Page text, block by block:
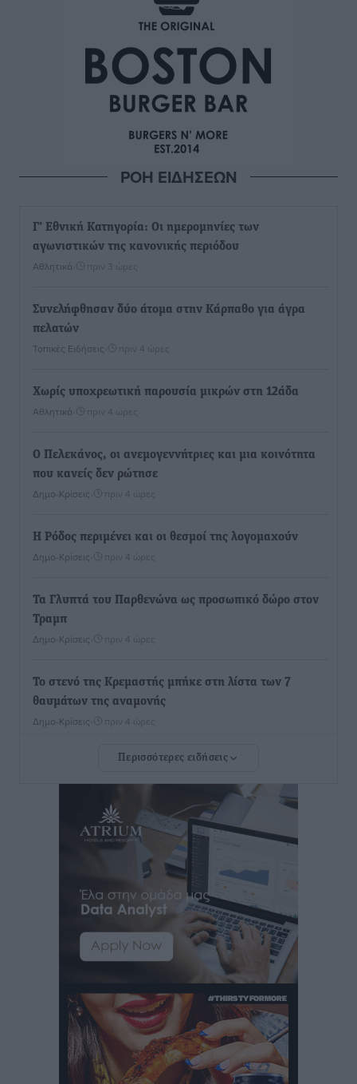
ΡΟΗ ΕΙΔΗΣΕΩΝ
Γ’ Εθνική Κατηγορία: Οι ημερομηνίες των
αγωνιστικών της κανονικής περιόδου
Αθλητικά πριν 3 ώρες
Συνελήφθησαν δύο άτομα στην Κάρπαθο για άγρα
πελατών
Τοπικές Ειδήσεις πριν 4 ώρες
Χωρίς υποχρεωτική παρουσία μικρών στη 12άδα
Αθλητικά πριν 4 ώρες
Ο Πελεκάνος, οι ανεμογεννήτριες και μια κοινότητα
που κανείς δεν ρώτησε
Δημο-Κρίσεις πριν 4 ώρες
Η Ρόδος περιμένει και οι θεσμοί της λογομαχούν
Δημο-Κρίσεις πριν 4 ώρες
Τα Γλυπτά του Παρθενώνα ως προσωπικό δώρο στον
Τραμπ
Δημο-Κρίσεις πριν 4 ώρες
Το στενό της Κρεμαστής μπήκε στη λίστα των 7
θαυμάτων της αναμονής
Δημο-Κρίσεις πριν 4 ώρες
ΣΕΤΕ: Σημαντική θεσμική εξέλιξη η ΚΥΑ για το ΕΧΠ
για τον τουρισμό
πριν 4 ώρες
Γ. Χατζημάρκος: “Δύο μεγάλες δεσμεύσεις
Γεωργιάδη” – Κίνητρα για τους γιατρούς των νησιών
και συνεργασία Ρόδου με το Αττικόν για το
Ακτινοθεραπευτικό
Σούπερ μάρκετ: Διευρύνεται η εθνική πρωτοβουλία
για τις τιμές – Eρχονται νέες συμμετοχές εταιρειών
Ειδήσεις• πριν 4 ώρες
Συνελήφθησαν έξι άτομα για ηχορύπανση από
καταστήματα στο Νότιο Αιγαίο
Περισσότερες ειδήσεις